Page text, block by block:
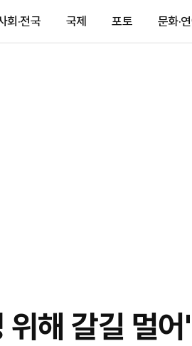
회·전국 국제 포토 문화·연
해 갈길 멀